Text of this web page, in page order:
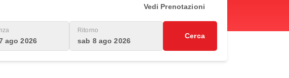
Vedi Prenotazioni
ago 2026
Ritorno
sab 8 ago 2026
Cerca